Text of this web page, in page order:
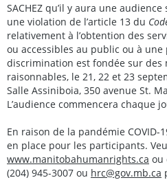
SACHEZ qu’il y aura une
une violation de l’article 13 du
relativement à l’obtention des
ou accessibles au public ou à
discrimination est fondée sur des
raisonnables, le 21, 22 et 23
Salle Assiniboia, 350 avenue St.
L’audience commencera chaque
En raison de la pandémie COVID-
en place pour les participants.
www.manitobahumanrights.ca ou
(204) 945-3007 ou hrc@gov.mb.ca